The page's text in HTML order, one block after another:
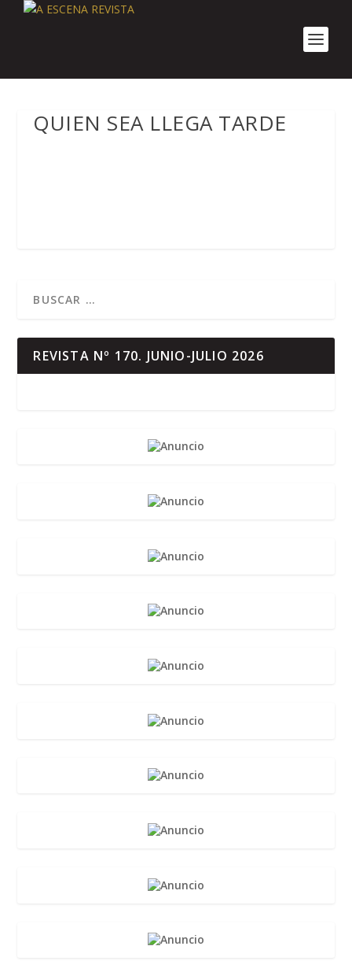
QUIEN SEA LLEGA TARDE
REVISTA Nº 170. JUNIO-JULIO 2026